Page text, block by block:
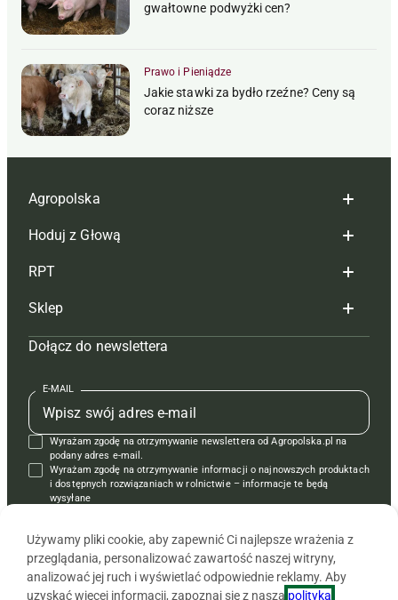
gwałtowne podwyżki cen?
Prawo i Pieniądze
Jakie stawki za bydło rzeźne? Ceny są
coraz niższe
Agropolska
Redakcja
Reklama
Tagi
Mapa serwisu
Kontakt
Regulamin
Polityka prywatności
Hoduj z Głową
Hoduj z głową bydło
Hoduj z głową świnie
Prenumerata
Redakcja
Kontakt
Reklama
RPT
Redakcja
Prenumerata
Reklama
Kontakt
Krzyżówki
Sklep
Czasopisma i prenumerata
Książki
Regulamin
Dołącz do newslettera
E-MAIL
Wyrażam zgodę na otrzymywanie newslettera od Agropolska.pl na
podany adres e-mail.
Wyrażam zgodę na otrzymywanie informacji o najnowszych produktach
i dostępnych rozwiązaniach w rolnictwie – informacje te będą
wysyłane
Używamy pliki cookie, aby zapewnić Ci najlepsze wrażenia z
przeglądania, personalizować zawartość naszej witryny,
analizować jej ruch i wyświetlać odpowiednie reklamy. Aby
uzyskać więcej informacji, zapoznaj się z naszą polityką